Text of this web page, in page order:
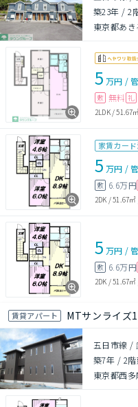
築23年 /2
東京都あ
5 万円 /
敷 無料 礼
2LDK/51.67
家賃カー
5 万円 /
敷 6.6万円
2DK /51.67㎡
5 万円 /
敷 6.6万円
2DK /51.67㎡
賃貸アパート MTサンライズ1
五日市線 /
築7年 / 2
東京都西